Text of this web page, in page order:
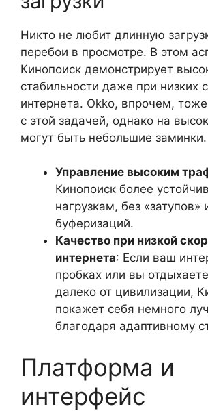
Никто не любит длинную
перебои в просмотре. В этом
Кинопоиск демонстрирует
стабильности даже при низких
интернета. Okko, впрочем,
с этой задачей, однако на
могут быть небольшие заминки.
Управление высоким
Кинопоиск более
нагрузкам, без «затупов»
буферизаций.
Качество при низкой
интернета: Если ваш
пробках или вы
далеко от цивилизации,
покажет себя немного
благодаря адаптивному
Платформа и
интерфейс